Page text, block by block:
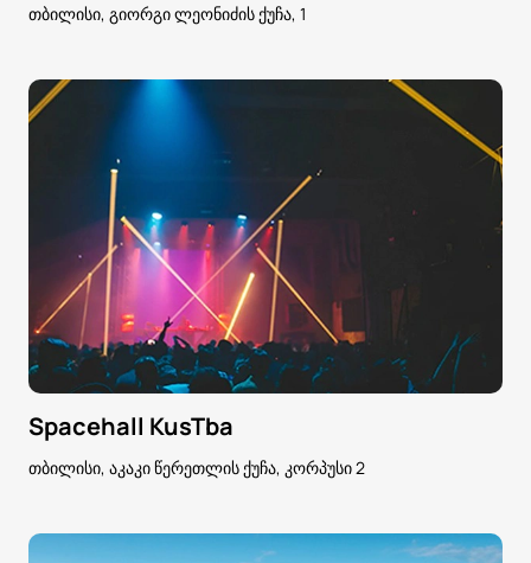
თბილისი, გიორგი ლეონიძის ქუჩა, 1
Spacehall KusTba
თბილისი, აკაკი წერეთლის ქუჩა, კორპუსი 2